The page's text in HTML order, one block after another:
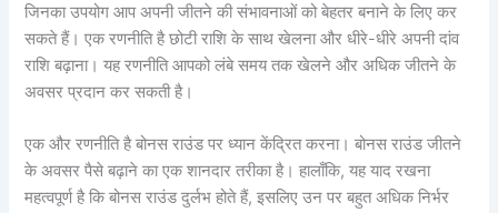
जिनका उपयोग आप अपनी जीतने की संभावनाओं को बेहतर बनाने के लिए कर
सकते हैं। एक रणनीति है छोटी राशि के साथ खेलना और धीरे-धीरे अपनी दांव
राशि बढ़ाना। यह रणनीति आपको लंबे समय तक खेलने और अधिक जीतने के
अवसर प्रदान कर सकती है।
एक और रणनीति है बोनस राउंड पर ध्यान केंद्रित करना। बोनस राउंड जीतने
के अवसर पैसे बढ़ाने का एक शानदार तरीका है। हालाँकि, यह याद रखना
महत्वपूर्ण है कि बोनस राउंड दुर्लभ होते हैं, इसलिए उन पर बहुत अधिक निर्भर